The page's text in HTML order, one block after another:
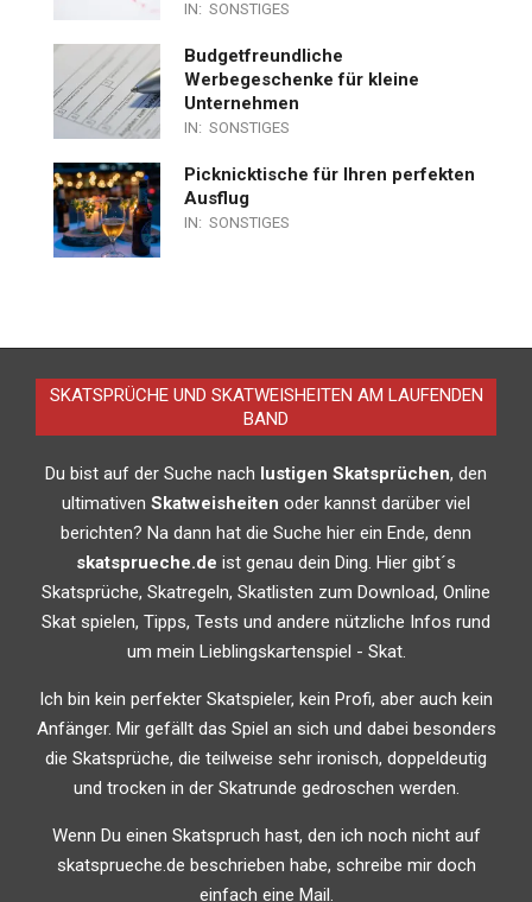
IN: SONSTIGES
Budgetfreundliche
Werbegeschenke für kleine
Unternehmen
IN: SONSTIGES
Picknicktische für Ihren perfekten
Ausflug
IN: SONSTIGES
SKATSPRÜCHE UND SKATWEISHEITEN AM LAUFENDEN
BAND
Du bist auf der Suche nach lustigen Skatsprüchen, den
ultimativen Skatweisheiten oder kannst darüber viel
berichten? Na dann hat die Suche hier ein Ende, denn
skatsprueche.de ist genau dein Ding. Hier gibt´s
Skatsprüche, Skatregeln, Skatlisten zum Download, Online
Skat spielen, Tipps, Tests und andere nützliche Infos rund
um mein Lieblingskartenspiel - Skat.
Ich bin kein perfekter Skatspieler, kein Profi, aber auch kein
Anfänger. Mir gefällt das Spiel an sich und dabei besonders
die Skatsprüche, die teilweise sehr ironisch, doppeldeutig
und trocken in der Skatrunde gedroschen werden.
Wenn Du einen Skatspruch hast, den ich noch nicht auf
skatsprueche.de beschrieben habe, schreibe mir doch
einfach eine Mail.